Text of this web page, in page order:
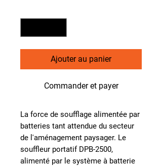
Ajouter au panier
Commander et payer
La force de soufflage alimentée par
batteries tant attendue du secteur
de l'aménagement paysager. Le
souffleur portatif DPB-2500,
alimenté par le système à batterie